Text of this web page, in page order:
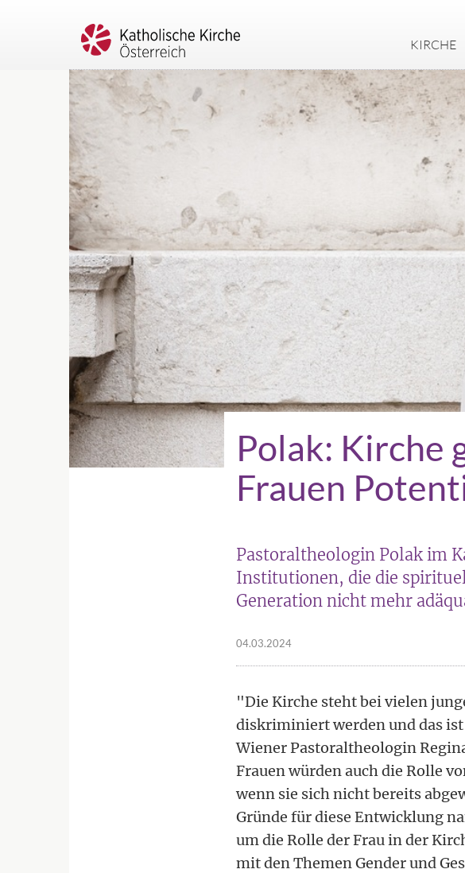
KIRCHE
Polak: Kirche
Frauen
Pastoraltheologin Polak im
Institutionen, die die
Generation nicht mehr
04.03.2024
"Die Kirche steht bei vielen
diskriminiert werden und das
Wiener Pastoraltheologin
Frauen würden auch die Rolle
wenn sie sich nicht bereits
Gründe für diese Entwicklung
um die Rolle der Frau in der
mit den Themen Gender und